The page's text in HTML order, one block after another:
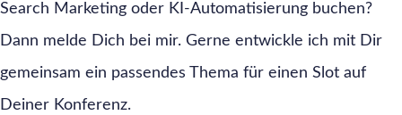
Search Marketing oder KI-Automatisierung buchen?
Dann melde Dich bei mir. Gerne entwickle ich mit Dir
gemeinsam ein passendes Thema für einen Slot auf
Deiner Konferenz.